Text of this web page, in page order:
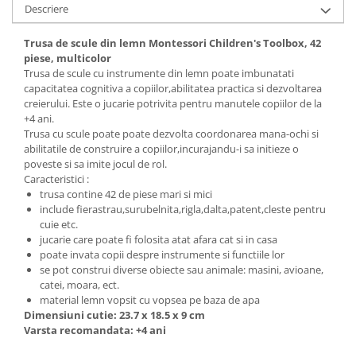
Descriere
Trusa de scule din lemn Montessori Children's Toolbox, 42
piese, multicolor
Trusa de scule cu instrumente din lemn poate imbunatati
capacitatea cognitiva a copiilor,abilitatea practica si dezvoltarea
creierului. Este o jucarie potrivita pentru manutele copiilor de la
+4 ani.
Trusa cu scule poate poate dezvolta coordonarea mana-ochi si
abilitatile de construire a copiilor,incurajandu-i sa initieze o
poveste si sa imite jocul de rol.
Caracteristici :
trusa contine 42 de piese mari si mici
include fierastrau,surubelnita,rigla,dalta,patent,cleste pentru
cuie etc.
jucarie care poate fi folosita atat afara cat si in casa
poate invata copii despre instrumente si functiile lor
se pot construi diverse obiecte sau animale: masini, avioane,
catei, moara, ect.
material lemn vopsit cu vopsea pe baza de apa
Dimensiuni cutie: 23.7 x 18.5 x 9 cm
Varsta recomandata: +4 ani